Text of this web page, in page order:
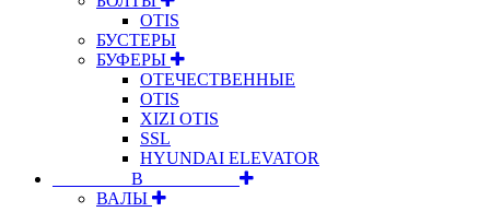
OTIS
БУСТЕРЫ
БУФЕРЫ
ОТЕЧЕСТВЕННЫЕ
OTIS
XIZI OTIS
SSL
HYUNDAI ELEVATOR
⠀⠀⠀⠀⠀⠀В⠀⠀⠀⠀⠀⠀⠀
ВАЛЫ